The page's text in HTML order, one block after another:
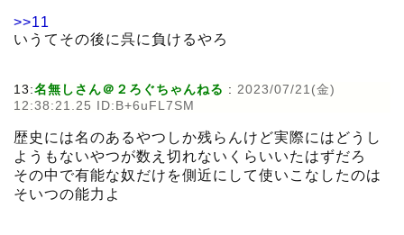
>>11
いうてその後に呉に負けるやろ
13:名無しさん＠２ろぐちゃんねる : 2023/07/21(金)
12:38:21.25 ID:B+6uFL7SM
歴史には名のあるやつしか残らんけど実際にはどうし
ようもないやつが数え切れないくらいいたはずだろ
その中で有能な奴だけを側近にして使いこなしたのは
そいつの能力よ